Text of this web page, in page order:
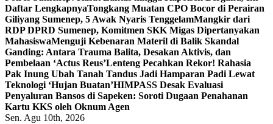
Daftar LengkapnyaTongkang Muatan CPO Bocor di Perairan
Giliyang Sumenep, 5 Awak Nyaris TenggelamMangkir dari
RDP DPRD Sumenep, Komitmen SKK Migas Dipertanyakan
MahasiswaMenguji Kebenaran Materil di Balik Skandal
Ganding: Antara Trauma Balita, Desakan Aktivis, dan
Pembelaan ‘Actus Reus’Lenteng Pecahkan Rekor! Rahasia
Pak Inung Ubah Tanah Tandus Jadi Hamparan Padi Lewat
Teknologi ‘Hujan Buatan’HIMPASS Desak Evaluasi
Penyaluran Bansos di Sapeken: Soroti Dugaan Penahanan
Kartu KKS oleh Oknum Agen
Sen. Agu 10th, 2026